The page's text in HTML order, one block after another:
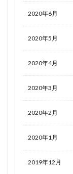
2020年6月
2020年5月
2020年4月
2020年3月
2020年2月
2020年1月
2019年12月